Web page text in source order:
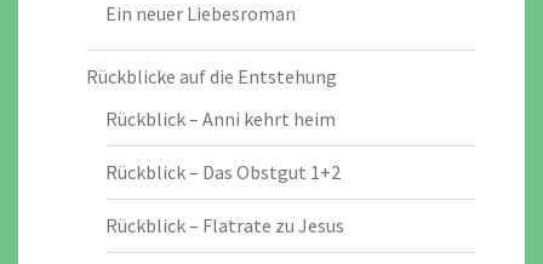
Ein neuer Liebesroman
Rückblicke auf die Entstehung
Rückblick – Anni kehrt heim
Rückblick – Das Obstgut 1+2
Rückblick – Flatrate zu Jesus